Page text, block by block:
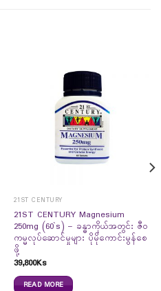
21ST CENTURY
21ST CENTURY Magnesium
250mg (60`s) – ခန္ဓာကိုယ်အတွင်း ဇီဝ
ကမ္မလုပ်ဆောင်မှုများ ပိုမိုကောင်းမွန်စေ
ဖို့
39,800Ks
READ MORE